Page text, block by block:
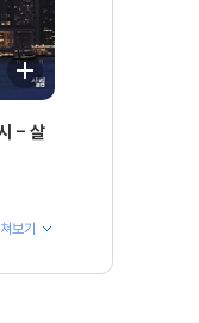
- 살
보기